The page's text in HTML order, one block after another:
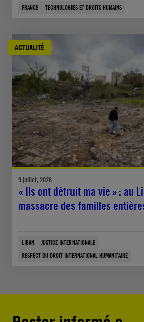
FRANCE TECHNOLOGIES ET DROITS HUMAINS
ACTUALITÉ
9 juillet, 2026
« Ils ont détruit ma vie » : au
massacre des familles
LIBAN
JUSTICE INTERNATIONALE
RESPECT DU DROIT INTERNATIONAL HUMANITAIRE